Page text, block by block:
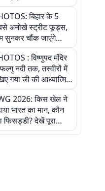
को जोड़ेगा
बिहार के 5
अनोखे स्ट्रीट फूड्स,
सुनकर चौंक जाएंगे
स्वाद ऐसा कि बार-बार
का करेगा मन
: विष्णुपद मंदिर
नदी तक, तस्वीरों में
गया जी की आध्यात्मिक
2026: किस खेल ने
भारत का मान, कौन
फिसड्डी? देखें पूरा
कार्ड